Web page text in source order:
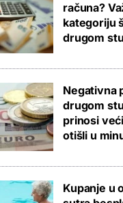
računa?
kategoriju
drugom
Negativna
drugom
prinosi
otišli u
Kupanje u